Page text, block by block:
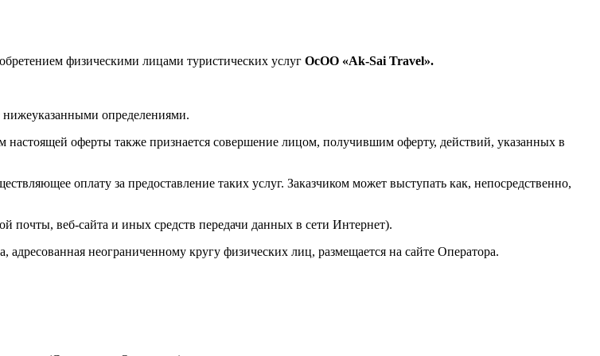
физическими лицами туристических услуг ОсОО «Ak-Sai Travel».
нижеуказанными определениями.
настоящей оферты также признается совершение лицом, получившим оферту, действий, указанных в
оплату за предоставление таких услуг. Заказчиком может выступать как, непосредственно,
почты, веб-сайта и иных средств передачи данных в сети Интернет).
неограниченному кругу физических лиц, размещается на сайте Оператора.